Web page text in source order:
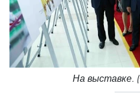
На выставке.